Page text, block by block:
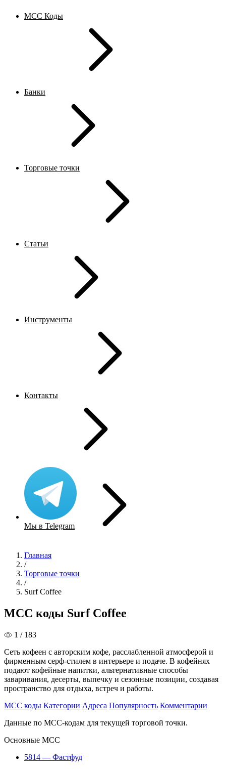
MCC Коды
Банки
Торговые точки
Статьи
Инструменты
Контакты
Мы в Telegram
Главная
/
Торговые точки
/
Surf Coffee
MCC коды Surf Coffee
1 / 183
Сеть кофеен с авторским кофе, расслабленной атмосферой и
фирменным серф-стилем в интерьере и подаче. В кофейнях
подают кофейные напитки, альтернативные способы
заваривания, десерты, выпечку и сезонные позиции, создавая
пространство для отдыха, встреч и работы.
MCC коды Категории Адреса Популярность Комментарии
Данные по MCC-кодам для текущей торговой точки.
Основные MCC
5814 — Фастфуд